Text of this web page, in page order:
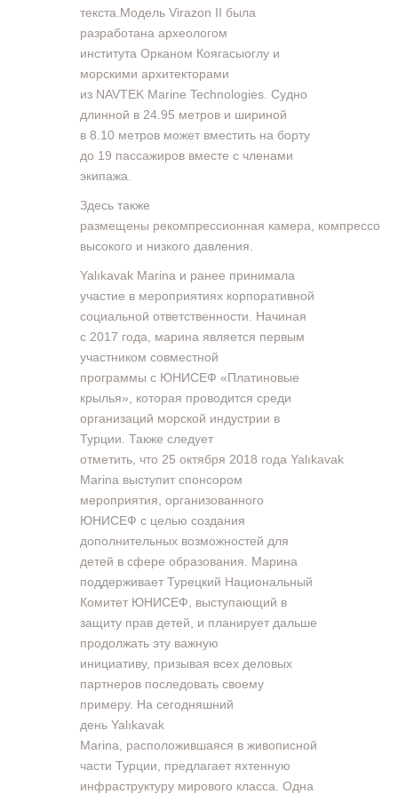
текста.Модель Virazon II была
разработана археологом
института Орканом Коягасыоглу и
морскими архитекторами
из NAVTEK Marine Technologies. Судно
длинной в 24.95 метров и шириной
в 8.10 метров может вместить на борту
до 19 пассажиров вместе с членами
экипажа.
Здесь также
размещены рекомпрессионная камера, компрессоры
высокого и низкого давления.
Yalıkavak Marina и ранее принимала
участие в мероприятиях корпоративной
социальной ответственности. Начиная
с 2017 года, марина является первым
участником совместной
программы c ЮНИСЕФ «Платиновые
крылья», которая проводится среди
организаций морской индустрии в
Турции. Также следует
отметить, что 25 октября 2018 года Yalıkavak
Marina выступит спонсором
мероприятия, организованного
ЮНИСЕФ с целью создания
дополнительных возможностей для
детей в сфере образования. Марина
поддерживает Турецкий Национальный
Комитет ЮНИСЕФ, выступающий в
защиту прав детей, и планирует дальше
продолжать эту важную
инициативу, призывая всех деловых
партнеров последовать своему
примеру. На сегодняшний
день Yalıkavak
Marina, расположившаяся в живописной
части Турции, предлагает яхтенную
инфраструктуру мирового класса. Одна